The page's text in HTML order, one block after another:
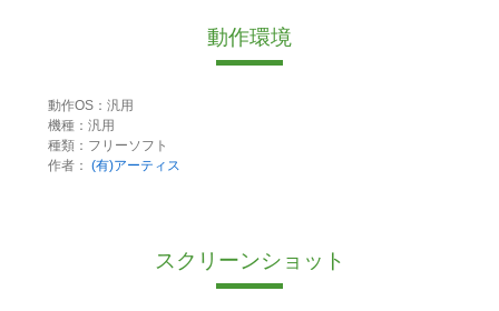
動作環境
動作OS：汎用
機種：汎用
種類：フリーソフト
作者： (有)アーティス
スクリーンショット